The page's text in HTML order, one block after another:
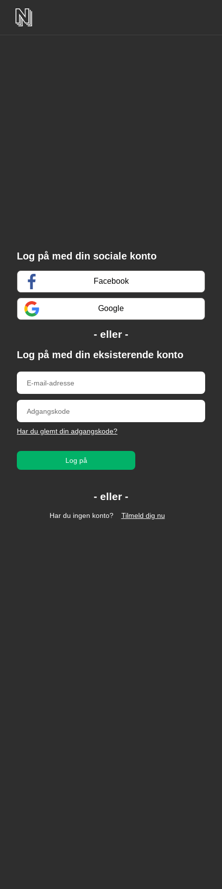
Log på med din sociale konto
Facebook
Google
Log på med din eksisterende konto
Har du glemt din adgangskode?
Log på
Har du ingen konto? Tilmeld dig nu